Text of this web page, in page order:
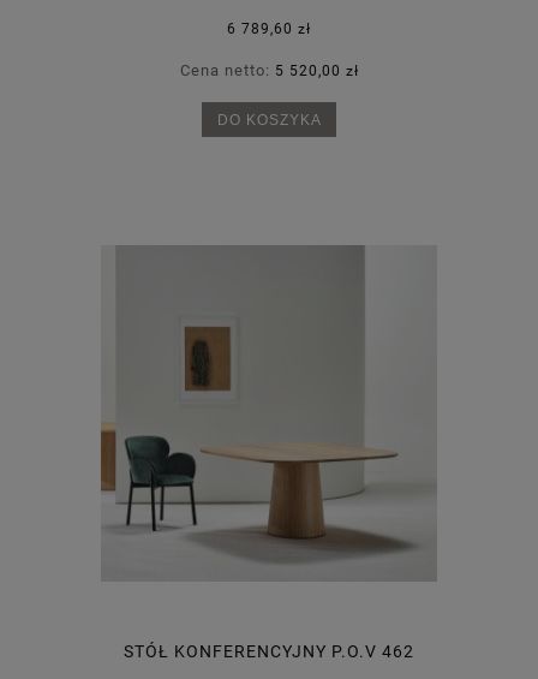
6 789,60 zł
Cena netto: 5 520,00 zł
DO KOSZYKA
STÓŁ KONFERENCYJNY P.O.V 462